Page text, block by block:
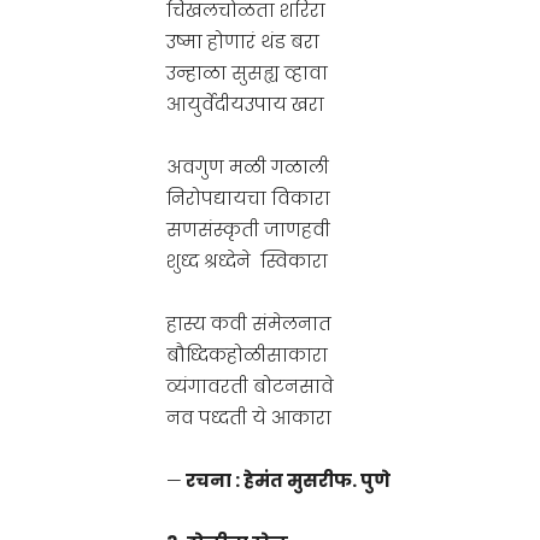
चिखलचोळता शरिरा
उष्मा होणारं थंड बरा
उन्हाळा सुसह्य व्हावा
आयुर्वेदीयउपाय खरा
अवगुण मळी गळाली
निरोपद्यायचा विकारा
सणसंस्कृती जाणहवी
शुध्द श्रध्देने स्विकारा
हास्य कवी संमेलनात
बौध्दिकहोळीसाकारा
व्यंगावरती बोटनसावे
नव पध्दती ये आकारा
—रचना : हेमंत मुसरीफ. पुणे